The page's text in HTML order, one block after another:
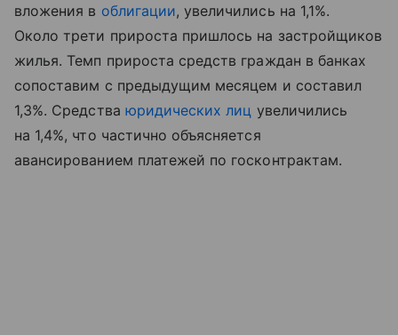
вложения в облигации, увеличились на 1,1%.
Около трети прироста пришлось на застройщиков
жилья. Темп прироста средств граждан в банках
сопоставим с предыдущим месяцем и составил
1,3%. Средства юридических лиц увеличились
на 1,4%, что частично объясняется
авансированием платежей по госконтрактам.